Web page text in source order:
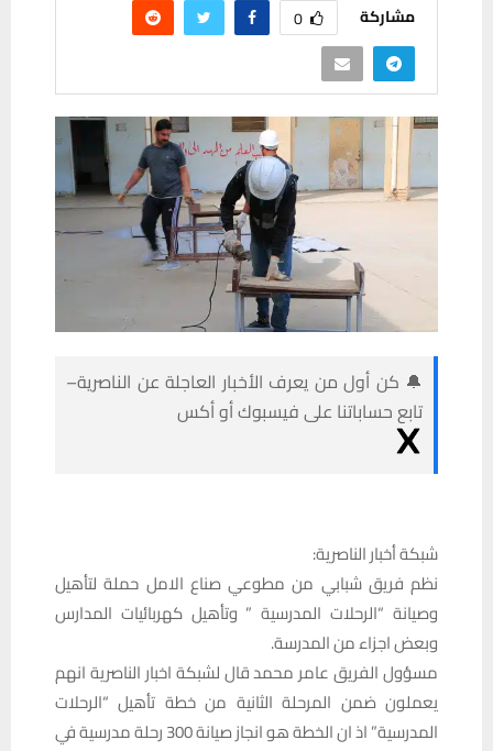
مشاركة 0
🔔 كن أول من يعرف الأخبار العاجلة عن الناصرية–
تابع حساباتنا على فيسبوك أو أكس
شبكة أخبار الناصرية:
نظم فريق شبابي من مطوعي صناع الامل حملة لتأهيل
وصيانة “الرحلات المدرسية ” وتأهيل كهربائيات المدارس
وبعض اجزاء من المدرسة.
مسؤول الفريق عامر محمد قال لشبكة اخبار الناصرية انهم
يعملون ضمن المرحلة الثانية من خطة تأهيل “الرحلات
المدرسية” اذ ان الخطة هو انجاز صيانة 300 رحلة مدرسية في